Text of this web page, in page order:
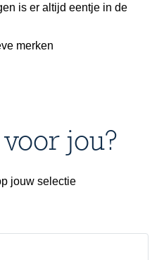
is er altijd eentje in de
merken
jou?
jouw selectie